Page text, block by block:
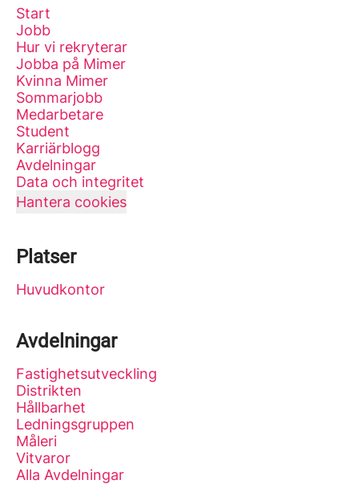
Start
Jobb
Hur vi rekryterar
Jobba på Mimer
Kvinna Mimer
Sommarjobb
Medarbetare
Student
Karriärblogg
Avdelningar
Data och integritet
Hantera cookies
Platser
Huvudkontor
Avdelningar
Fastighetsutveckling
Distrikten
Hållbarhet
Ledningsgruppen
Måleri
Vitvaror
Alla Avdelningar